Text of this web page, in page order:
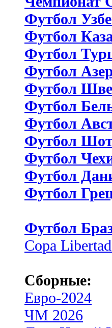
Футбол
Футбол
Футбол
Футбол
Футбол
Футбол
Футбол
Футбол
Футбол
Футбол
Футбол
Футбол
Copa
Сборные:
Евро-2024
ЧМ 2026